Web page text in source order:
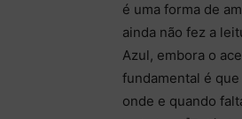
é uma forma de
ainda não fez a
Azul, embora o
fundamental é
onde e quando